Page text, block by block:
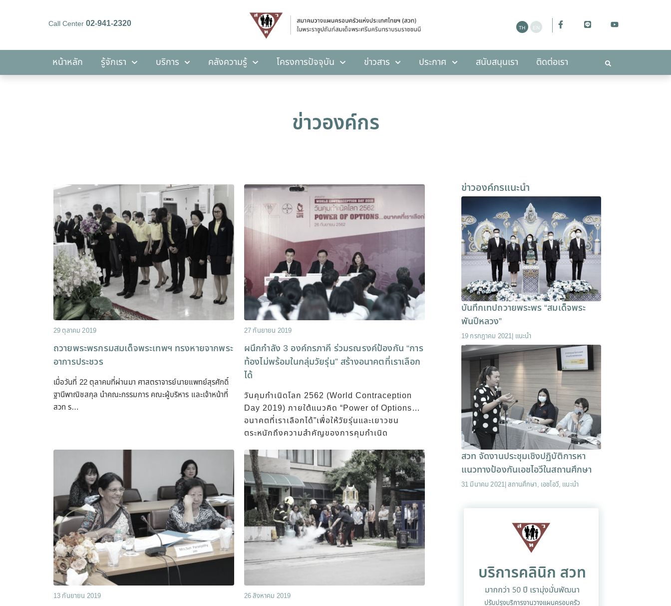
Call Center02-941-2320
หน้าหลัก รู้จักเรา บริการ คลังความรู้ โครงการปัจจุบัน ข่าวสาร ประกาศ สนับสนุนเรา ติดต่อเรา
คลังความรู้ โครงการปัจจุบัน สนับสนุนเรา
ข่าวองค์กร
29 ตุลาคม 2019
ถวายพระพรกรมสมเด็จพระเทพฯ ทรงหายจากพระ
อาการประชวร
เมื่อวันที่ 22 ตุลาคมที่ผ่านมา ศาสตราจารย์นายแพทย์สุรศักดิ์
ฐานีพาณิชสกุล นำคณะกรรมการ คณะผู้บริหาร และเจ้าหน้าที่
สวท ร…
27 กันยายน 2019
ผนึกกำลัง 3 องค์กรภาคี ร่วมรณรงค์ป้องกัน “การ
ท้องไม่พร้อมในกลุ่มวัยรุ่น” สร้างอนาคตที่เราเลือก
ได้
วันคุมกำเนิดโลก 2562 (World Contraception
Day 2019) ภายใต้แนวคิด “Power of Options…
อนาคตที่เราเลือกได้”เพื่อให้วัยรุ่นและเยาวชน
ตระหนักถึงความสำคัญของการคุมกำเนิด
13 กันยายน 2019 26 สิงหาคม 2019
ข่าวองค์กรแนะนำ
บันทึกเทปถวายพระพร “สมเด็จพระ
พันปีหลวง”
19 กรกฎาคม 2021| แนะนำ
สวท จัดงานประชุมเชิงปฏิบัติการหา
แนวทางป้องกันเอชไอวีในสถานศึกษา
31 มีนาคม 2021|สถานศึกษา, เอชไอวี, แนะนำ